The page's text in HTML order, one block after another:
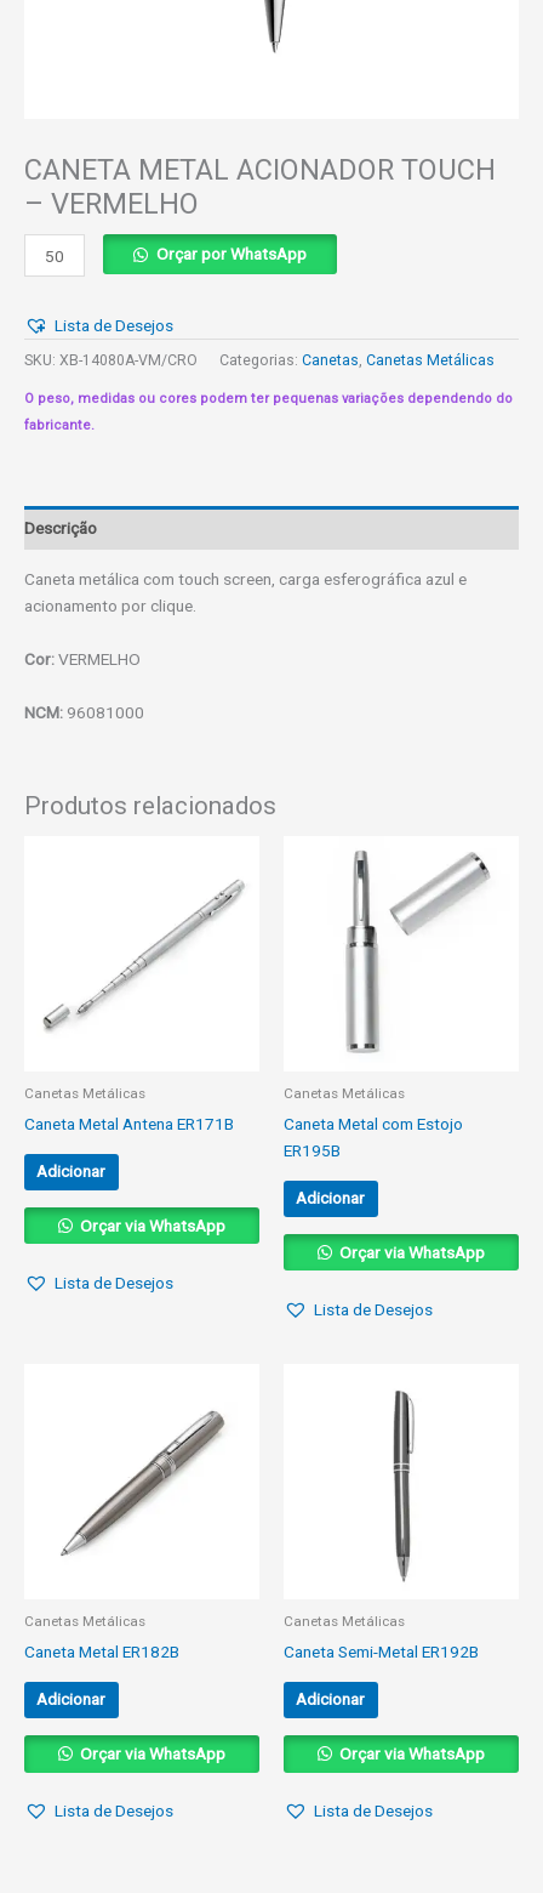
CANETA METAL ACIONADOR TOUCH
– VERMELHO
CANETA
METAL
TOUCH
-
quantidade
Orçar por WhatsApp
Lista de Desejos
SKU: XB-14080A-VM/CRO Categorias: Canetas, Canetas Metálicas
O peso, medidas ou cores podem ter pequenas variações dependendo do
fabricante.
Descrição
Caneta metálica com touch screen, carga esferográfica azul e
acionamento por clique.
Cor:VERMELHO
NCM: 96081000
Produtos relacionados
Canetas Metálicas
Caneta Metal Antena ER171B
Adicionar
Orçar via WhatsApp
Lista de Desejos
Canetas Metálicas
Caneta Metal com Estojo
ER195B
Adicionar
Orçar via WhatsApp
Lista de Desejos
Canetas Metálicas
Caneta Metal ER182B
Adicionar
Orçar via WhatsApp
Lista de Desejos
Canetas Metálicas
Caneta Semi-Metal ER192B
Adicionar
Orçar via WhatsApp
Lista de Desejos